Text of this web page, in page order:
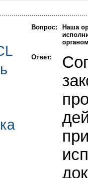
Вопрос:
Наша
Ответ: